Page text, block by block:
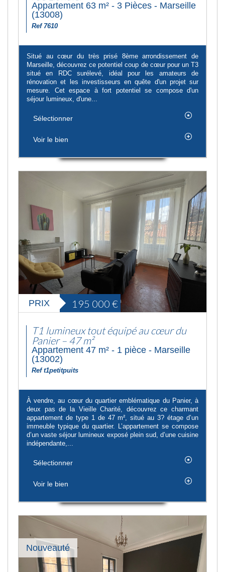
Appartement 63 m² - 3 Pièces - Marseille
(13008)
Ref 7610
Situé au cœur du très prisé 8ème arrondissement de
Marseille, découvrez ce potentiel coup de cœur pour un T3
situé en RDC surélevé, idéal pour les amateurs de
rénovation et les investisseurs en quête d'un projet sur
mesure. Cet espace à fort potentiel se compose d'un
séjour lumineux, d'une...
Sélectionner
Voir le bien
PRIX 195 000 €
T1 lumineux tout équipé au cœur du
Panier – 47 m²
Appartement 47 m² - 1 pièce - Marseille
(13002)
Ref t1petitpuits
À vendre, au cœur du quartier emblématique du Panier, à
deux pas de la Vieille Charité, découvrez ce charmant
appartement de type 1 de 47 m², situé au 3? étage d’un
immeuble typique du quartier. L’appartement se compose
d’un vaste séjour lumineux exposé plein sud, d’une cuisine
indépendante,...
Sélectionner
Voir le bien
Nouveauté